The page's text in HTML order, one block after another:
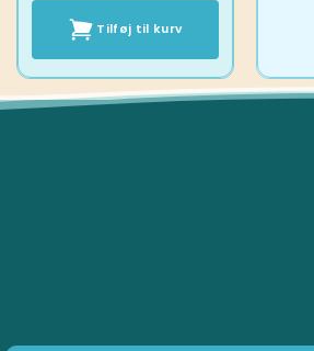
Tilføj til kurv